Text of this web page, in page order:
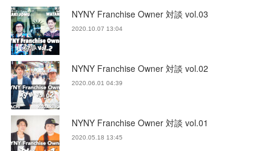
NYNY Franchise Owner 対談 vol.03
2020.10.07 13:04
NYNY Franchise Owner 対談 vol.02
2020.06.01 04:39
NYNY Franchise Owner 対談 vol.01
2020.05.18 13:45